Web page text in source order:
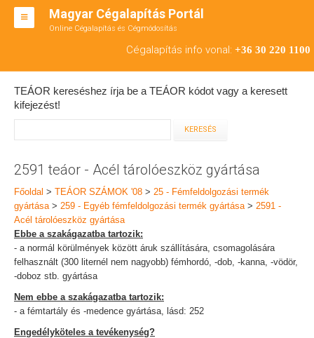
Magyar Cégalapítás Portál
Online Cégalapítás és Cégmódosítás
Cégalapítás info vonal: +36 30 220 1100
BT ALAPÍTÁS
RT ALAPÍTÁS
TEÁOR SZÁMOK '08
ENGEDÉLYKÖTELES
KAPCSOLAT
IRODÁK
TEÁOR kereséshez írja be a TEÁOR kódot vagy a keresett
kifejezést!
2591 teáor - Acél tárolóeszköz gyártása
Főoldal > TEÁOR SZÁMOK '08 > 25 - Fémfeldolgozási termék
gyártása> 259 - Egyéb fémfeldolgozási termék gyártása> 2591 -
Acél tárolóeszköz gyártása
Ebbe a szakágazatba tartozik:
- a normál körülmények között áruk szállítására, csomagolására
felhasznált (300 liternél nem nagyobb) fémhordó, -dob, -kanna, -vödör,
-doboz stb. gyártása
Nem ebbe a szakágazatba tartozik:
- a fémtartály és -medence gyártása, lásd: 252
Engedélyköteles a tevékenység?